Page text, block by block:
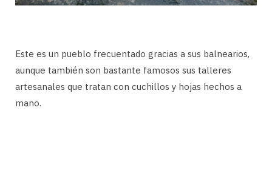
Este es un pueblo frecuentado gracias a sus balnearios,
aunque también son bastante famosos sus talleres
artesanales que tratan con cuchillos y hojas hechos a
mano.